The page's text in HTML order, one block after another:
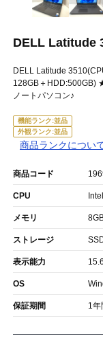
DELL Latitude
DELL Latitude
128GB＋HDD:500GB)
ノートパソコン♪
機能ランク:並品
外観ランク:並品
商品ランクについ
商品コード
CPU
メモリ
ストレージ
表示能力
OS
保証期間 1年